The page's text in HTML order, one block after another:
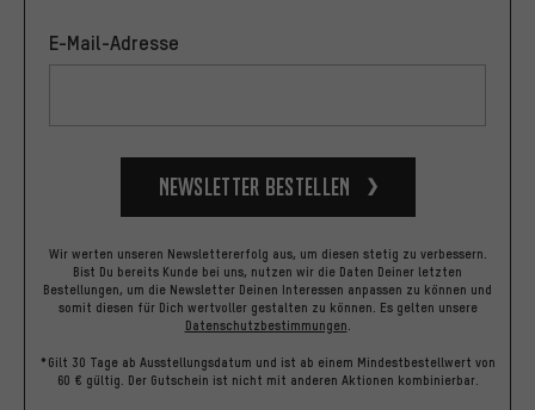
E-Mail-Adresse
Newsletter bestellen
Wir werten unseren Newslettererfolg aus, um diesen stetig zu verbessern.
Bist Du bereits Kunde bei uns, nutzen wir die Daten Deiner letzten
Bestellungen, um die Newsletter Deinen Interessen anpassen zu können und
somit diesen für Dich wertvoller gestalten zu können. Es gelten unsere
Datenschutzbestimmungen.
*Gilt 30 Tage ab Ausstellungsdatum und ist ab einem Mindestbestellwert von
60 € gültig. Der Gutschein ist nicht mit anderen Aktionen kombinierbar.